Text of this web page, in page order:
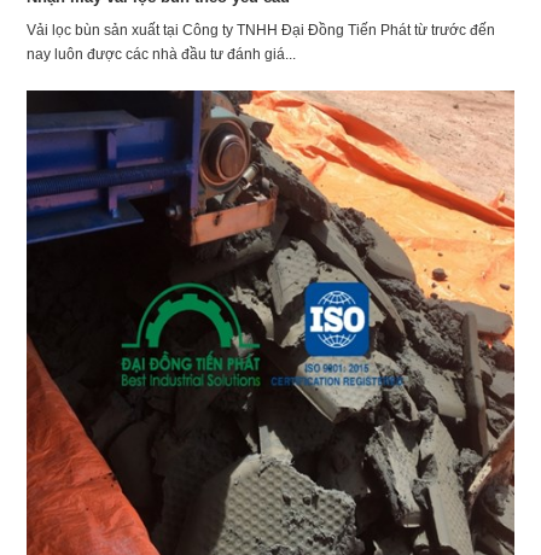
Vải lọc bùn sản xuất tại Công ty TNHH Đại Đồng Tiến Phát từ trước đến
nay luôn được các nhà đầu tư đánh giá...